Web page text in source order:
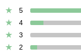
5
4
3
2